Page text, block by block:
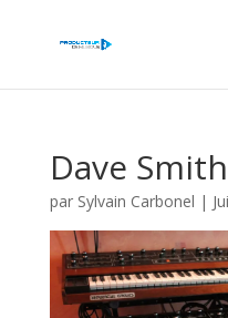
Dave Smith
par Sylvain Carbonel |